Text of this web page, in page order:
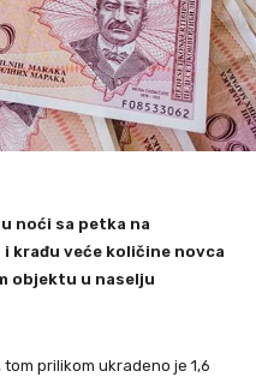
noći sa petka na
krađu veće količine novca
objektu u naselju
prilikom ukradeno je 1,6